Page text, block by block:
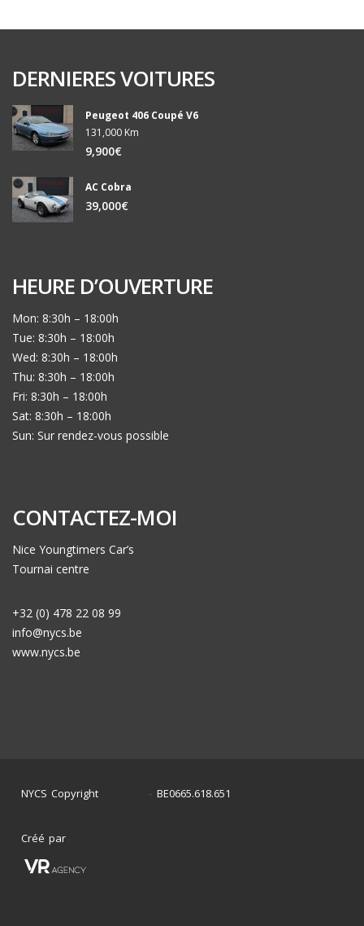
DERNIERES VOITURES
Peugeot 406 Coupé V6
131,000 Km
9,900€
AC Cobra
39,000€
HEURE D’OUVERTURE
Mon: 8:30h – 18:00h
Tue: 8:30h – 18:00h
Wed: 8:30h – 18:00h
Thu: 8:30h – 18:00h
Fri: 8:30h – 18:00h
Sat: 8:30h – 18:00h
Sun: Sur rendez-vous possible
CONTACTEZ-MOI
Nice Youngtimers Car’s
Tournai centre
+32 (0) 478 22 08 99
info@nycs.be
www.nycs.be
NYCS Copyright - BE0665.618.651
Créé par